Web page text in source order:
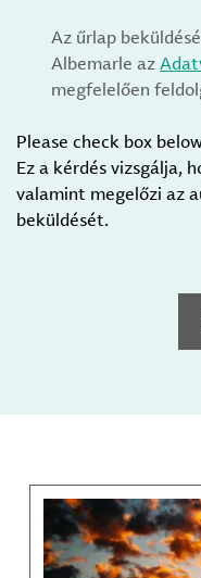
Az űrlap
Albemarle az
megfelelően
Please check box
Ez a kérdés vizsgálja,
valamint megelőzi az
beküldését.